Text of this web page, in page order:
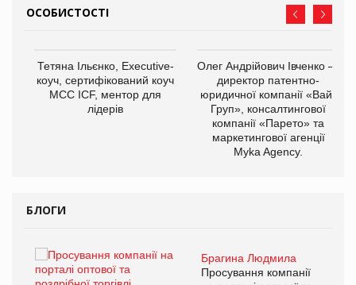
ОСОБИСТОСТІ
Тетяна Ільєнко, Executive-
коуч, сертифікований коуч
МСС ICF, ментор для
лідерів
Олег Андрійович Івченко —
директор патентно-
юридичної компанії «Вайз
Груп», консалтингової
компанії «Парето» та
маркетингової агенції
Myka Agency.
БЛОГИ
Брагина Людмила
Просування компанії